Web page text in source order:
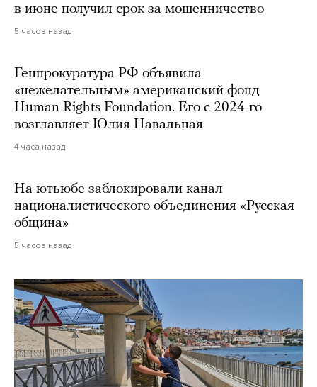
в июне получил срок за мошенничество
5 часов назад
Генпрокуратура РФ объявила
«нежелательным» американский фонд
Human Rights Foundation. Его с 2024-го
возглавляет Юлия Навальная
4 часа назад
На ютьюбе заблокировали канал
националистического объединения «Русская
община»
5 часов назад